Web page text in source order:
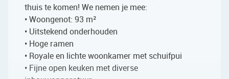
thuis te komen! We nemen je mee:
• Woongenot: 93 m²
• Uitstekend onderhouden
• Hoge ramen
• Royale en lichte woonkamer met schuifpui
• Fijne open keuken met diverse